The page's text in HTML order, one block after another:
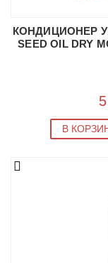
КОНДИЦИОНЕР
SEED OIL DRY
В